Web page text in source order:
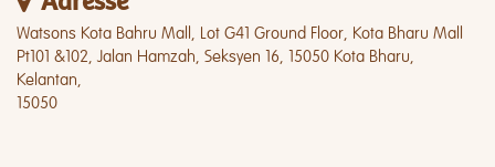
Watsons Kota Bahru Mall, Lot G41 Ground Floor, Kota Bharu Mall
Pt101 &102, Jalan Hamzah, Seksyen 16, 15050 Kota Bharu,
Kelantan,
15050